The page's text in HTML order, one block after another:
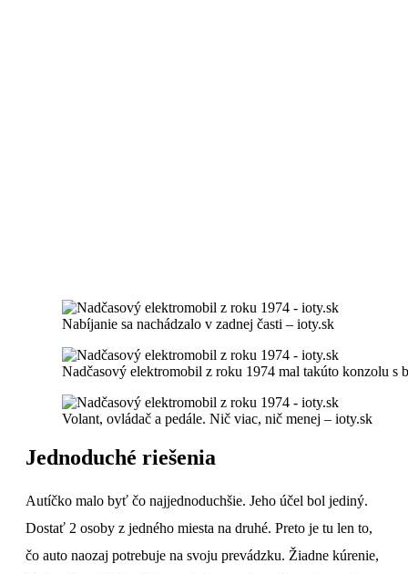
Nabíjanie sa nachádzalo v zadnej časti – ioty.sk
Nadčasový elektromobil z roku 1974 mal takúto konzolu s
Volant, ovládač a pedále. Nič viac, nič menej – ioty.sk
Jednoduché riešenia
Autíčko malo byť čo najjednoduchšie. Jeho účel bol jediný.
Dostať 2 osoby z jedného miesta na druhé. Preto je tu len to,
čo auto naozaj potrebuje na svoju prevádzku. Žiadne kúrenie,